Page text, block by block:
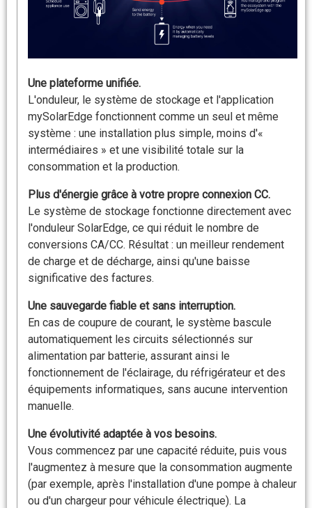
Une plateforme unifiée.
L'onduleur, le système de stockage et l'application
mySolarEdge fonctionnent comme un seul et même
système : une installation plus simple, moins d'«
intermédiaires » et une visibilité totale sur la
consommation et la production.
Plus d'énergie grâce à votre propre connexion CC.
Le système de stockage fonctionne directement avec
l'onduleur SolarEdge, ce qui réduit le nombre de
conversions CA/CC. Résultat : un meilleur rendement
de charge et de décharge, ainsi qu'une baisse
significative des factures.
Une sauvegarde fiable et sans interruption.
En cas de coupure de courant, le système bascule
automatiquement les circuits sélectionnés sur
alimentation par batterie, assurant ainsi le
fonctionnement de l'éclairage, du réfrigérateur et des
équipements informatiques, sans aucune intervention
manuelle.
Une évolutivité adaptée à vos besoins.
Vous commencez par une capacité réduite, puis vous
l'augmentez à mesure que la consommation augmente
(par exemple, après l'installation d'une pompe à chaleur
ou d'un chargeur pour véhicule électrique). La